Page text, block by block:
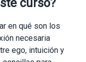
curso?
en qué son los
necesaria
ego, intuición y